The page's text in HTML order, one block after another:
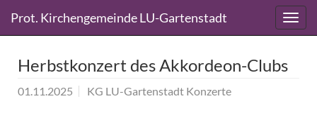
zum
Inhalt
Prot. Kirchengemeinde LU-Gartenstadt
zum
Inhalt
Herbstkonzert des Akkordeon-Clubs
01.11.2025 KG LU-Gartenstadt Konzerte